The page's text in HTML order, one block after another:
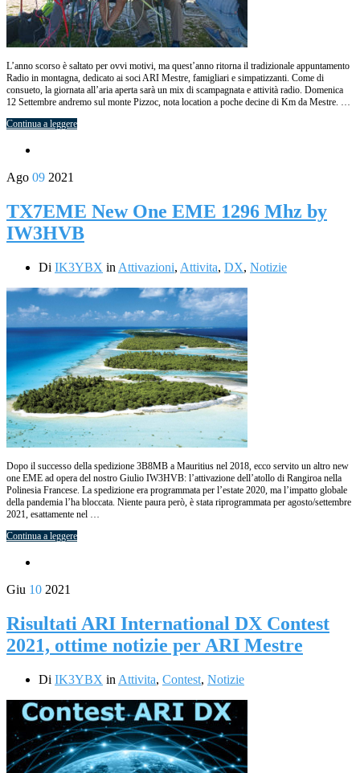
L’anno scorso è saltato per ovvi motivi, ma quest’anno ritorna il tradizionale appuntamento
Radio in montagna, dedicato ai soci ARI Mestre, famigliari e simpatizzanti. Come di
consueto, la giornata all’aria aperta sarà un mix di scampagnata e attività radio. Domenica
12 Settembre andremo sul monte Pizzoc, nota location a poche decine di Km da Mestre. …
Continua a leggere
Ago 09 2021
TX7EME New One EME 1296 Mhz by
IW3HVB
Di IK3YBX in Attivazioni, Attivita, DX, Notizie
Dopo il successo della spedizione 3B8MB a Mauritius nel 2018, ecco servito un altro new
one EME ad opera del nostro Giulio IW3HVB: l’attivazione dell’atollo di Rangiroa nella
Polinesia Francese. La spedizione era programmata per l’estate 2020, ma l’impatto globale
della pandemia l’ha bloccata. Niente paura però, è stata riprogrammata per agosto/settembre
2021, esattamente nel …
Continua a leggere
Giu 10 2021
Risultati ARI International DX Contest
2021, ottime notizie per ARI Mestre
Di IK3YBX in Attivita, Contest, Notizie